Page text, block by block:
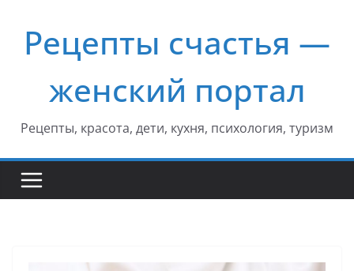
содержимому
Рецепты счастья —
женский портал
Рецепты, красота, дети, кухня, психология, туризм